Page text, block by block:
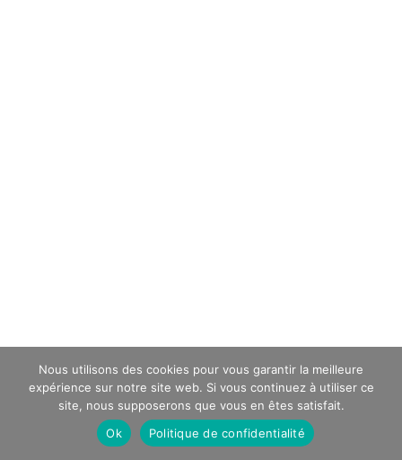
Nous utilisons des cookies pour vous garantir la meilleure
expérience sur notre site web. Si vous continuez à utiliser ce
site, nous supposerons que vous en êtes satisfait.
Ok
Politique de confidentialité